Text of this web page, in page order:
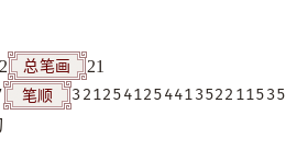
2 总笔画
21
笔顺
321254125441352211535